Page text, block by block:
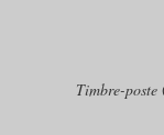
Timbre-poste